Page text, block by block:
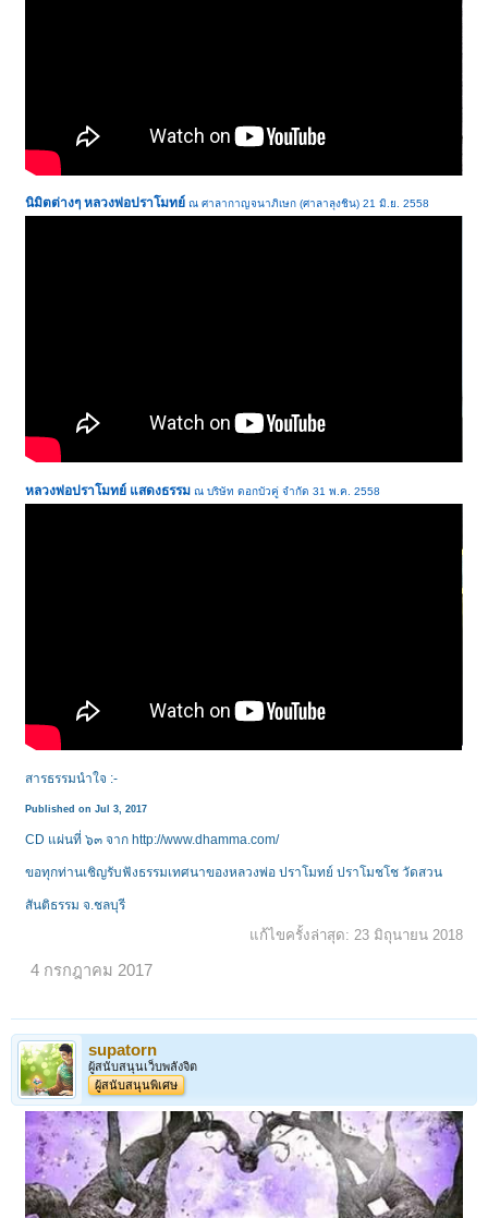
นิมิตต่างๆ หลวงพ่อปราโมทย์ณ ศาลากาญจนาภิเษก (ศาลาลุงชิน) 21 มิ.ย. 2558
หลวงพ่อปราโมทย์ แสดงธรรมณ บริษัท ดอกบัวคู่ จํากัด 31 พ.ค. 2558
สารธรรมนำใจ :-
Published on Jul 3, 2017
CD แผ่นที่ ๖๓ จากhttp://www.dhamma.com/
ขอทุกท่านเชิญรับฟังธรรมเทศนาของหลวงพ่อ ปราโมทย์ ปราโมชโช วัดสวน
สันติธรรม จ.ชลบุรี
แก้ไขครั้งล่าสุด: 23 มิถุนายน 2018
4 กรกฎาคม 2017
supatorn
ผู้สนับสนุนเว็บพลังจิต
ผู้สนับสนุนพิเศษ